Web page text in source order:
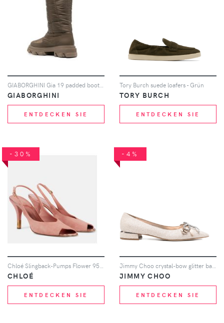
GIABORGHINI
ENTDECKEN SIE
Tory Burch suede loafers - Grün
TORY BURCH
ENTDECKEN SIE
-30%
Chloé Slingback-Pumps Flower 95 aus Veloursleder
CHLOÉ
ENTDECKEN SIE
-4%
Jimmy Choo crystal-bow glitter ballet flats - Nude
JIMMY CHOO
ENTDECKEN SIE